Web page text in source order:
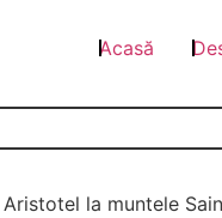
Acasă
la muntele